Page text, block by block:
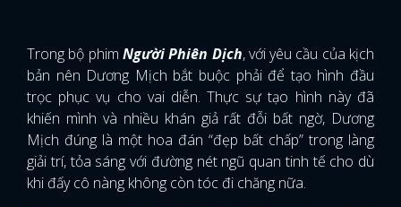
Trong bộ phim Người Phiên Dịch, với yêu cầu của kịch
bản nên Dương Mịch bắt buộc phải để tạo hình đầu
trọc phục vụ cho vai diễn. Thực sự tạo hình này đã
khiến mình và nhiều khán giả rất đỗi bất ngờ, Dương
Mịch đúng là một hoa đán “đẹp bất chấp” trong làng
giải trí, tỏa sáng với đường nét ngũ quan tinh tế cho dù
khi đấy cô nàng không còn tóc đi chăng nữa.